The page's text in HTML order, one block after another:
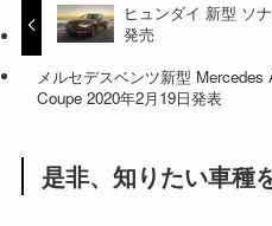
ヒュンダイ 新型 ソ
発売
メルセデスベンツ新型 Mercedes
Coupe 2020年2月19日発表
是非、知りたい車種